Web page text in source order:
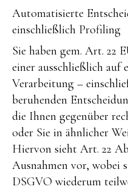
Automatisierte
einschließlich Profiling
Sie haben gem. Art. 22
einer ausschließlich auf
Verarbeitung –
beruhenden
die Ihnen gegenüber
oder Sie in ähnlicher
Hiervon sieht Art. 22
Ausnahmen vor, wobei
DSGVO wiederum